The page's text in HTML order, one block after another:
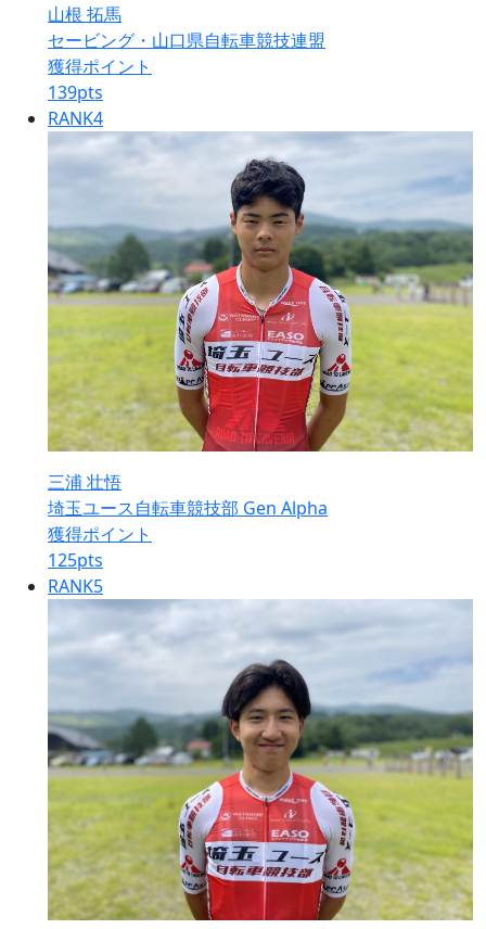
山根 拓馬
セービング・山口県自転車競技連盟
獲得ポイント
139pts
RANK4
三浦 壮悟
埼玉ユース自転車競技部 Gen Alpha
獲得ポイント
125pts
RANK5